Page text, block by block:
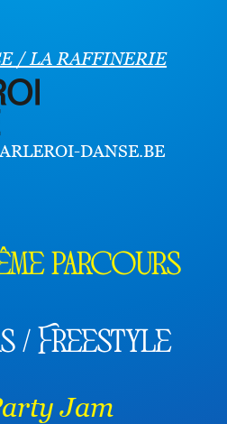
/ LA RAFFINERIE
DANSE.BE
parcours
/ Freestyle
Jam